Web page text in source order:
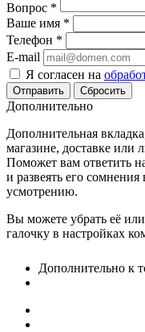
Вопрос *
Ваше имя *
Телефон *
E-mail
Я согласен на
Сбросить
Дополнительно
Дополнительная
магазине, доставке или
Поможет вам ответить
и развеять его
усмотрению.
Вы можете убрать её
галочку в настройках
Дополнительно к